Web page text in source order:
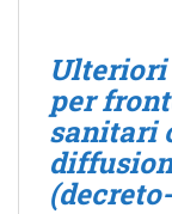
per
sanitari